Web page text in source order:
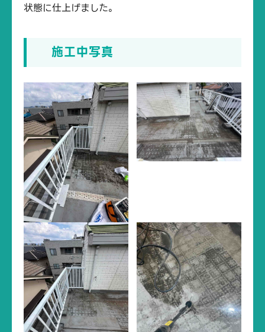
状態に仕上げました。
施工中写真